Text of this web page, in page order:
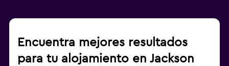
Encuentra mejores resultados
para tu alojamiento en Jackson